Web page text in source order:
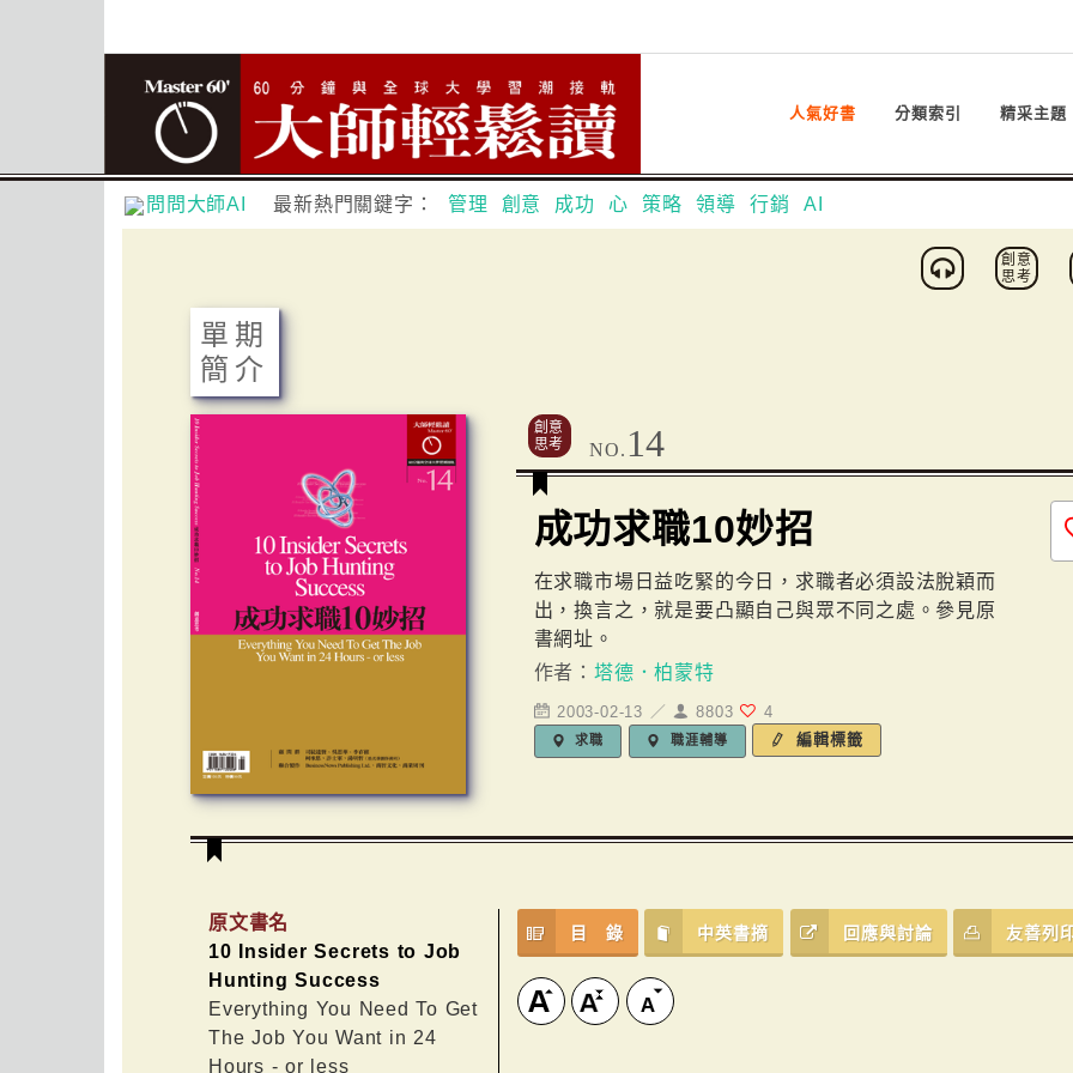
人氣好書 分類索引 精采主題
問問大師AI 最新熱門關鍵字： 管理 創意 成功 心 策略 領導 行銷 AI
創意
思考
單期
簡介
創意
思考
NO. 14
成功求職10妙招
在求職市場日益吃緊的今日，求職者必須設法脫穎而
出，換言之，就是要凸顯自己與眾不同之處。參見原
書網址。
作者： 塔德．柏蒙特
2003-02-13 ／ 8803 4
求職 職涯輔導 編輯標籤
原文書名
10 Insider Secrets to Job
Hunting Success
Everything You Need To Get
The Job You Want in 24
Hours - or less
目 錄 中英書摘 回應與討論 友善列